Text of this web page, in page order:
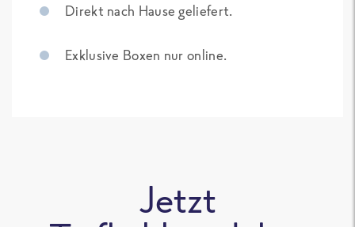
Direkt nach Hause geliefert.
Exklusive Boxen nur online.
Jetzt